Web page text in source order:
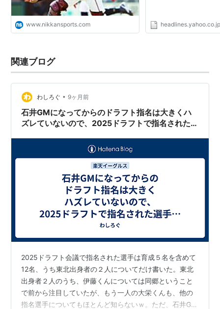
www.nikkansports.com
関連ブログ
わしろぐ • 9ヶ月前
石井GMになってからのドラフト指名は大きくハ
ズレていないので、2025ドラフトで指名された選
2025ドラフト会議で指名された選手は育成５名を含めて
12名、うち東北出身者の２人についてだけ書いた。東北
出身者２人のうち、伊藤くんについては同郷ということ
で前から注目していたが、もう一人の大栄くんも、他の
指名選手についてもほとんど知らないｗ。ただ、石井GM